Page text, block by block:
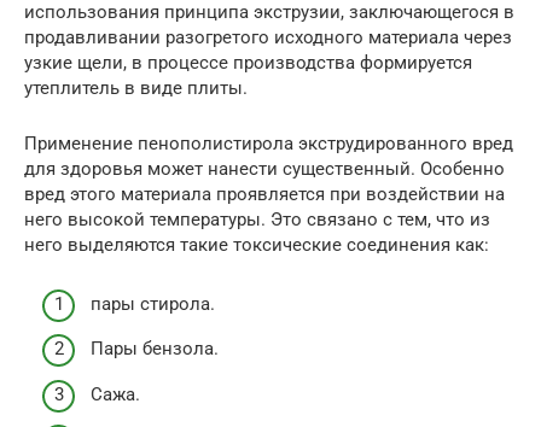
использования принципа экструзии, заключающегося в
продавливании разогретого исходного материала через
узкие щели, в процессе производства формируется
утеплитель в виде плиты.
Применение пенополистирола экструдированного вред
для здоровья может нанести существенный. Особенно
вред этого материала проявляется при воздействии на
него высокой температуры. Это связано с тем, что из
него выделяются такие токсические соединения как:
пары стирола.
Пары бензола.
Сажа.